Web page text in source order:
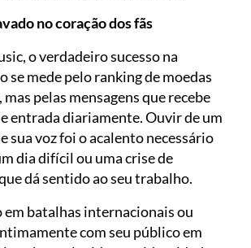
no coração dos fãs
o verdadeiro sucesso na
se mede pelo ranking de moedas
pelas mensagens que recebe
entrada diariamente. Ouvir de um
sua voz foi o acalento necessário
dia difícil ou uma crise de
dá sentido ao seu trabalho.
em batalhas internacionais ou
com seu público em